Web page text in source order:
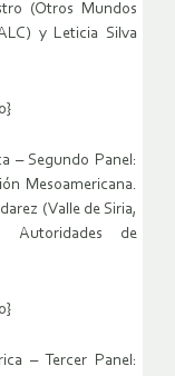
(Otros Mundos
y Leticia Silva
– Segundo Panel:
Mesoamericana.
(Valle de Siria,
Autoridades de
– Tercer Panel: